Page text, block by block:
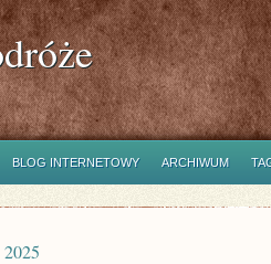
BLOG INTERNETOWY ARCHIWUM